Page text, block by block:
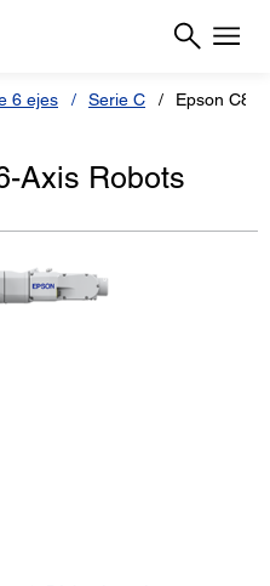
6 ejes Serie C Epson
Axis Robots